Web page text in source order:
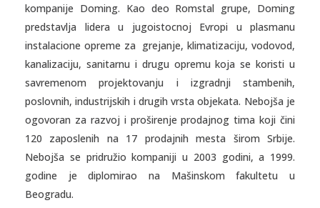
kompanije Doming. Kao deo Romstal grupe, Doming
predstavlja lidera u jugoistocnoj Evropi u plasmanu
instalacione opreme za grejanje, klimatizaciju, vodovod,
kanalizaciju, sanitarnu i drugu opremu koja se koristi u
savremenom projektovanju i izgradnji stambenih,
poslovnih, industrijskih i drugih vrsta objekata. Nebojša je
ogovoran za razvoj i proširenje prodajnog tima koji čini
120 zaposlenih na 17 prodajnih mesta širom Srbije.
Nebojša se pridružio kompaniji u 2003 godini, a 1999.
godine je diplomirao na Mašinskom fakultetu u
Beogradu.